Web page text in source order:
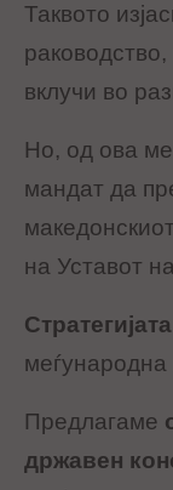
Таквото
вклучи во
Но, од ова
мандат да
на Уставот
Предлагаме
државен